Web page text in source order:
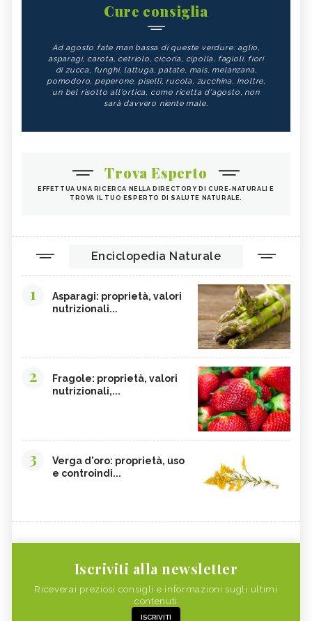
Cure consiglia
Ad agosto fate man bassa di queste verdure: aglio,
asparagi, carota, cetriolo, cicoria, cipolla, fagioli, fiori
di zucca, funghi, lattuga, patate, mais, melanzana,
pomodoro, peperone, piselli, rucola, zucchina. Inoltre,
un bel risotto all'ortica, come ricetta d'agosto, non
sarà davvero niente male.
Trova Esperto
EFFETTUA UNA RICERCA NELLA DIRECTORY DI CURE-NATURALI E
TROVA IL TUO ESPERTO DI SALUTE NATURALE.
Enciclopedia Naturale
1
Asparagi: proprietà, valori
nutrizionali...
2
Fragole: proprietà, valori
nutrizionali,...
3
Verga d'oro: proprietà, uso
e controindi...
Iscriviti alla newsletter
Riceverai preziosi consigli e informazioni sugli ultimi
contenuti
ISCRIVITI